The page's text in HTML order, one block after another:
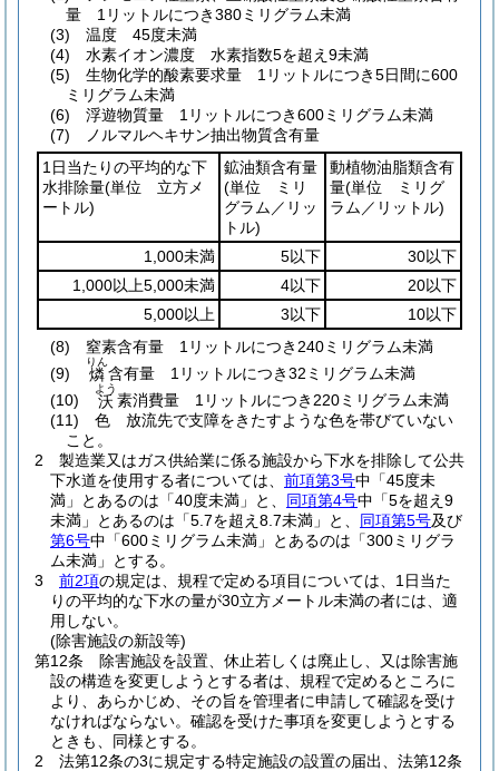
量 1リットルにつき380ミリグラム未満
(3)
温度 45度未満
(4)
水素イオン濃度 水素指数5を超え9未満
(5)
生物化学的酸素要求量 1リットルにつき5日間に600
ミリグラム未満
(6)
浮遊物質量 1リットルにつき600ミリグラム未満
(7)
ノルマルヘキサン抽出物質含有量
1日当たりの平均的な下
水排除量(単位 立方メ
ートル)
鉱油類含有量
(単位 ミリ
グラム／リッ
トル)
動植物油脂類含有
量(単位 ミリグ
ラム／リットル)
1,000未満 5以下
30以下
1,000以上5,000未満
4以下
20以下
5,000以上
3以下
10以下
(8)
窒素含有量 1リットルにつき240ミリグラム未満
(9)
燐
りん
含有量 1リットルにつき32ミリグラム未満
(10)
沃
よう
素消費量 1リットルにつき220ミリグラム未満
(11)
色 放流先で支障をきたすような色を帯びていない
こと。
2
製造業又はガス供給業に係る施設から下水を排除して公共
下水道を使用する者については、 前項第3号中「45度未
満」とあるのは「40度未満」と、 同項第4号中「5を超え9
未満」とあるのは「5.7を超え8.7未満」と、 同項第5号及び
第6号中「600ミリグラム未満」とあるのは「300ミリグラ
ム未満」とする。
3
前2項の規定は、規程で定める項目については、1日当た
りの平均的な下水の量が30立方メートル未満の者には、適
用しない。
(除害施設の新設等)
第12条
除害施設を設置、休止若しくは廃止し、又は除害施
設の構造を変更しようとする者は、規程で定めるところに
より、あらかじめ、その旨を管理者に申請して確認を受け
なければならない。 確認を受けた事項を変更しようとする
ときも、同様とする。
2
法第12条の3に規定する特定施設の設置の届出、法第12条